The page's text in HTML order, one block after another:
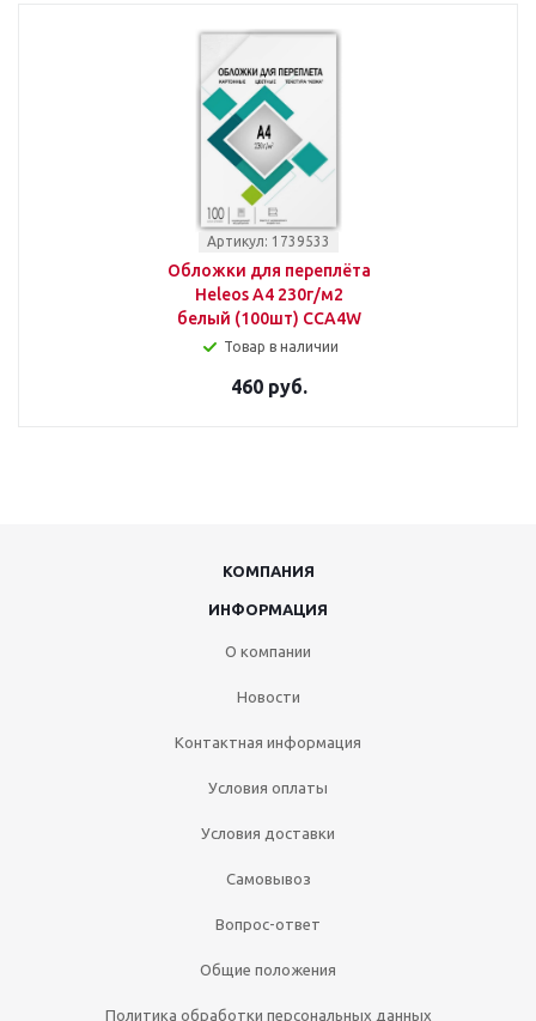
Артикул: 1739533
Обложки для переплёта
Heleos A4 230г/м2
белый (100шт) CCA4W
Товар в наличии
460 руб.
КОМПАНИЯ
ИНФОРМАЦИЯ
О компании
Новости
Контактная информация
Условия оплаты
Условия доставки
Самовывоз
Вопрос-ответ
Общие положения
Политика обработки персональных данных